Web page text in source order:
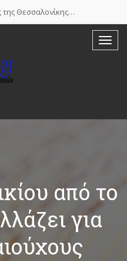
της Θεσσαλονίκης…
μισθώσεις…
τους…
από το
για